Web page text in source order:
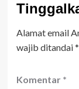
Alamat email
wajib ditandai*
Komentar *